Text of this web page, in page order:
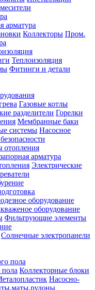
арматура
Коллекторы Пром.
Теплоизоляция
Фитинги и детали
Газовые котлы
разделители Горелки
Мембранные баки
системы Насосное
отопления
арматура
Электрические
оборудование
оборудование
Фильтрующие элементы
Солнечные электропанели
пола
пола Коллекторные блоки
Насосно-